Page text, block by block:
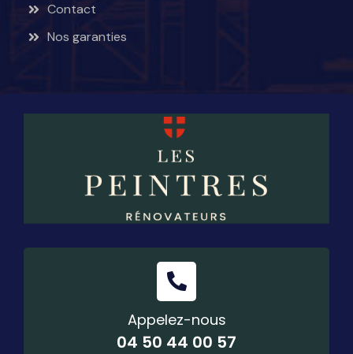
Contact
Nos garanties
Appelez-nous
04 50 44 00 57